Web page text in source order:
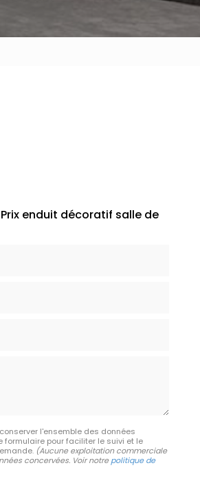
enduit décoratif salle de
l'ensemble des données
pour faciliter le suivi et le
(Aucune exploitation commerciale
concervées. Voir notrepolitique de